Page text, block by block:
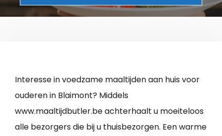
Interesse in voedzame maaltijden aan huis voor
ouderen in Blaimont? Middels
www.maaltijdbutler.be achterhaalt u moeiteloos
alle bezorgers die bij u thuisbezorgen. Een warme